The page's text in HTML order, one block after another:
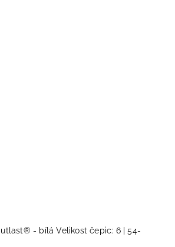
- bílá Velikost čepic: 6 | 54-